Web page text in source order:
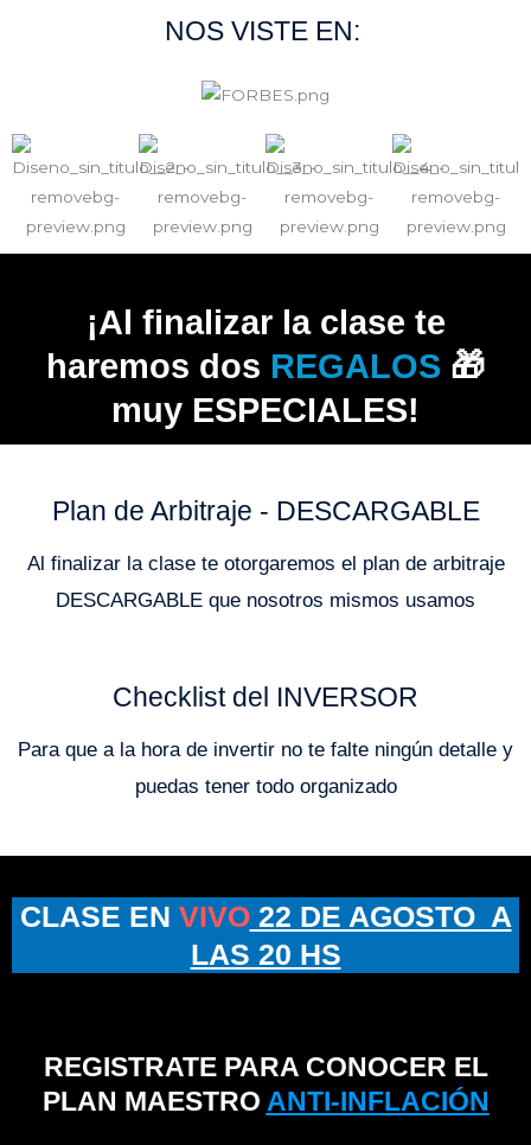
NOS VISTE EN:
¡Al finalizar la clase te
haremos dos REGALOS 🎁
muy ESPECIALES!
Plan de Arbitraje - DESCARGABLE
Al finalizar la clase te otorgaremos el plan de arbitraje
DESCARGABLE que nosotros mismos usamos
Checklist del INVERSOR
Para que a la hora de invertir no te falte ningún detalle y
puedas tener todo organizado
CLASE EN VIVO22 DE AGOSTO A
LAS 20 HS
REGISTRATE PARA CONOCER EL
PLAN MAESTRO ANTI-INFLACIÓN